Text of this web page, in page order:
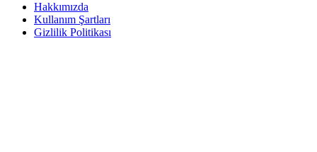
Hakkımızda
Kullanım Şartları
Gizlilik Politikası